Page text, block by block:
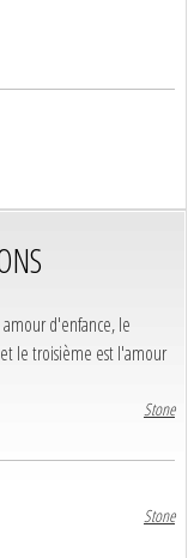
d'enfance, le
le troisième est l'amour
Stone
Stone